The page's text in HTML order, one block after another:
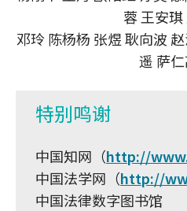
蓉 王安
邓玲 陈杨杨 张煜 耿向波
遥 萨
特别鸣谢
中国知网（http://
中国法学网（http://
中国法律数字图书馆